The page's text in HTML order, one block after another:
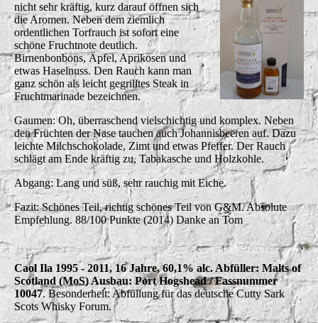
nicht sehr kräftig, kurz darauf öffnen sich
die Aromen. Neben dem ziemlich
ordentlichen Torfrauch ist sofort eine
schöne Fruchtnote deutlich.
Birnenbonbons, Äpfel, Aprikosen und
etwas Haselnuss. Den Rauch kann man
ganz schön als leicht gegrilltes Steak in
Fruchtmarinade bezeichnen.
Gaumen: Oh, überraschend vielschichtig und komplex. Neben
den Früchten der Nase tauchen auch Johannisbeeren auf. Dazu
leichte Milchschokolade, Zimt und etwas Pfeffer. Der Rauch
schlägt am Ende kräftig zu, Tabakasche und Holzkohle.
Abgang: Lang und süß, sehr rauchig mit Eiche.
Fazit: Schönes Teil, richtig schönes Teil von G&M. Absolute
Empfehlung. 88/100 Punkte (2014) Danke an Tom
Caol Ila 1995 - 2011, 16 Jahre, 60,1% alc. Abfüller: Malts of
Scotland (MoS) Ausbau: Port Hogshead / Fassnummer
10047. Besonderheit: Abfüllung für das deutsche Cutty Sark
Scots Whisky Forum.